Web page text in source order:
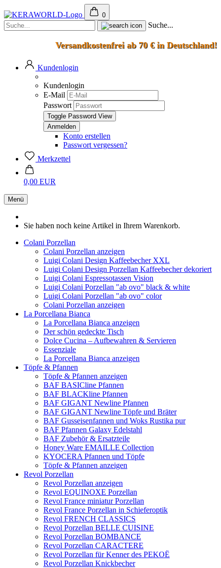
0
Suche...
Versandkostenfrei ab 70 € in Deutschland!
Kundenlogin
Kundenlogin
E-Mail
Passwort
Toggle Password View
Konto erstellen
Passwort vergessen?
Merkzettel
0,00 EUR
Menü
Sie haben noch keine Artikel in Ihrem Warenkorb.
Colani Porzellan
Colani Porzellan anzeigen
Luigi Colani Design Kaffeebecher XXL
Luigi Colani Design Porzellan Kaffeebecher dekoriert
Luigi Colani Espressotassen Vision
Luigi Colani Porzellan "ab ovo" black & white
Luigi Colani Porzellan "ab ovo" color
Colani Porzellan anzeigen
La Porcellana Bianca
La Porcellana Bianca anzeigen
Der schön gedeckte Tisch
Dolce Cucina – Aufbewahren & Servieren
Essenziale
La Porcellana Bianca anzeigen
Töpfe & Pfannen
Töpfe & Pfannen anzeigen
BAF BASICline Pfannen
BAF BLACKline Pfannen
BAF GIGANT Newline Pfannen
BAF GIGANT Newline Töpfe und Bräter
BAF Gusseisenfannen und Woks Rustika pur
BAF Pfannen Galaxy Edelstahl
BAF Zubehör & Ersatzteile
Honey Ware EMAILLE Collection
KYOCERA Pfannen und Töpfe
Töpfe & Pfannen anzeigen
Revol Porzellan
Revol Porzellan anzeigen
Revol EQUINOXE Porzellan
Revol France miniatur Porzellan
Revol France Porzellan in Schieferoptik
Revol FRENCH CLASSICS
Revol Porzellan BELLE CUISINE
Revol Porzellan BOMBANCE
Revol Porzellan CARACTERE
Revol Porzellan für Kenner des PEKOË
Revol Porzellan Knickbecher